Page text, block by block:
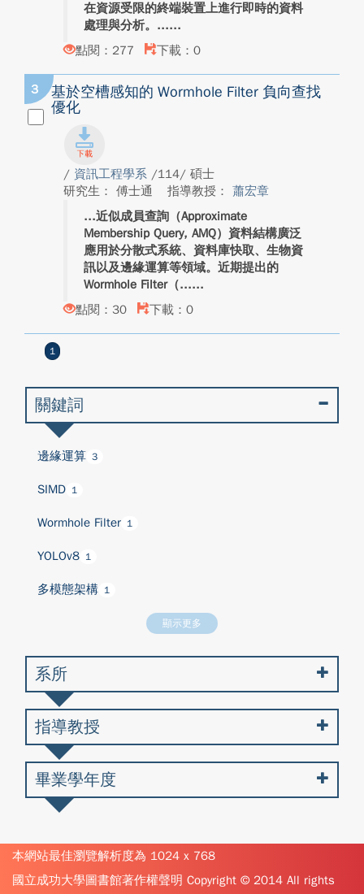
在資源受限的終端裝置上進行即時的資料
處理與分析。...
點閱：277
下載：0
3
基於空槽感知的 Wormhole Filter 負向查找
優化
/ 資訊工程學系 /114/ 碩士
研究生： 傅士通
指導教授： 蕭宏章
近似成員查詢（Approximate
Membership Query, AMQ）資料結構廣泛
應用於分散式系統、資料庫快取、生物資
訊以及邊緣運算等領域。近期提出的
Wormhole Filter（...
點閱：30
下載：0
1
關鍵詞
邊緣運算 3
SIMD 1
Wormhole Filter 1
YOLOv8 1
多模態架構 1
顯示更多
系所
指導教授
畢業學年度
本網站最佳瀏覽解析度為 1024 x 768
國立成功大學圖書館著作權聲明 Copyright © 2014 All rights